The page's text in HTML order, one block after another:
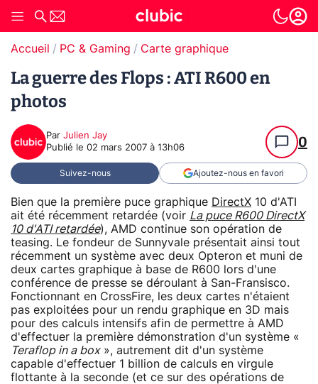
Accueil PC & Gaming Carte graphique
La guerre des Flops : ATI R600 en
photos
Par Julien Jay
Publié le 02 mars 2007 à 13h06 0
Suivez-nous Ajoutez-nous en favori
Bien que la première puce graphique DirectX 10 d'ATI
ait été récemment retardée (voir La puce R600 DirectX
10 d'ATI retardée), AMD continue son opération de
teasing. Le fondeur de Sunnyvale présentait ainsi tout
récemment un système avec deux Opteron et muni de
deux cartes graphique à base de R600 lors d'une
conférence de presse se déroulant à San-Fransisco.
Fonctionnant en CrossFire, les deux cartes n'étaient
pas exploitées pour un rendu graphique en 3D mais
pour des calculs intensifs afin de permettre à AMD
d'effectuer la première démonstration d'un système «
Teraflop in a box», autrement dit d'un système
capable d'effectuer 1 billion de calculs en virgule
flottante à la seconde (et ce sur des opérations de